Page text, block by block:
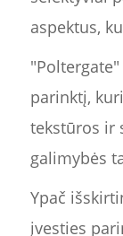
aspektus,
parinktį,
tekstūros ir
galimybės
Ypač
įvesties